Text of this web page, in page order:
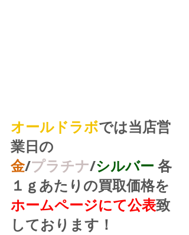
オールドラボでは当店営
業日の
金/プラチナ/シルバー 各
１ｇあたりの買取価格を
ホームページにて公表致
しております！